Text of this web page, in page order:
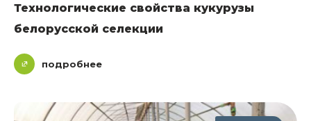
Технологические свойства кукурузы
белорусской селекции
подробнее